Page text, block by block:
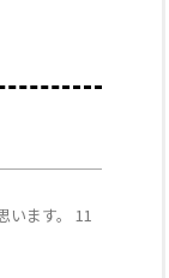
います。 11